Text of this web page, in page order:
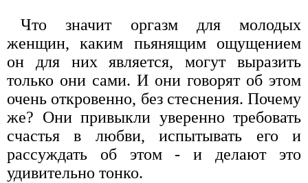
Что значит оргазм для молодых
женщин, каким пьянящим ощущением
он для них является, могут выразить
только они сами. И они говорят об этом
очень откровенно, без стеснения. Почему
же? Они привыкли уверенно требовать
счастья в любви, испытывать его и
рассуждать об этом - и делают это
удивительно тонко.